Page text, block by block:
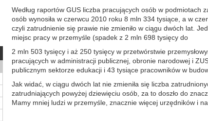
Według raportów GUS liczba pracujących osób w podmiotach
osób wynosiła w czerwcu 2010 roku 8 mln 334 tysiące, a w
czyli zatrudnienie się prawie nie zmieniło w ciągu dwóch lat.
miejsc pracy w przemyśle (spadek z 2 mln 698 tysięcy do
2 mln 503 tysięcy i aż 250 tysięcy w przetwórstwie
pracujących w administracji publicznej, obronie narodowej i
publicznym sektorze edukacji i 43 tysiące pracowników w
Jak widać, w ciągu dwóch lat nie zmieniła się liczba
zatrudniających powyżej dziewięciu osób, za to doszło do
Mamy mniej ludzi w przemyśle, znacznie więcej urzędników i